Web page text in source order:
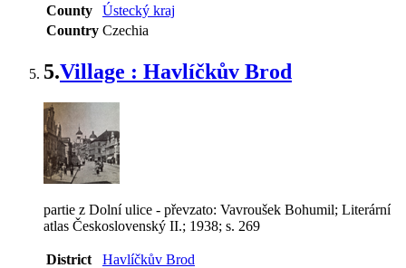
County
Ústecký kraj
Country Czechia
5.Village : Havlíčkův Brod
partie z Dolní ulice - převzato: Vavroušek Bohumil; Literární
atlas Československý II.; 1938; s. 269
District
Havlíčkův Brod